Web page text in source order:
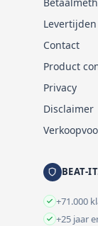
kunnen
insteekt,
dit
Levertijden
Contact
Product
Privacy
Disclaimer
BEAT-
+71.000
+25 jaar